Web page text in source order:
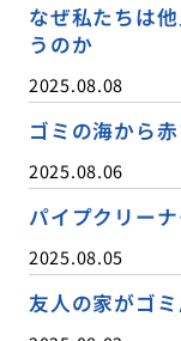
なぜ私たちは
うのか
2025.08.08
ゴミの海から
2025.08.06
パイプクリー
2025.08.05
友人の家がゴ